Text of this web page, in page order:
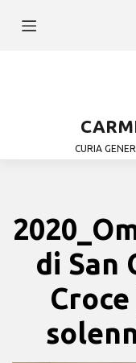
CURIA
di San